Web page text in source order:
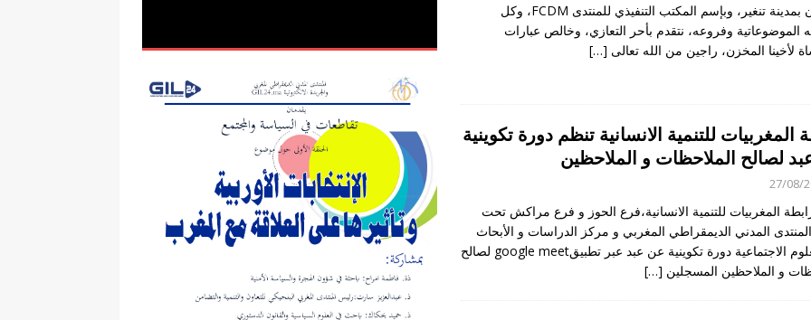
المخزن بمدينة تنغير، وبإسم المكتب التنفيذي للمنتدى FCDM، وكل
الموضوعاتية وفروعه، نتقدم بأحر التعازي، وخالص عبارات
لأخينا المخزن، راجين من الله تعالى […]
المغربيات للتنمية الانسانية تنظم دورة تكوينية
لصالح الملاحظات و الملاحظين
27/08/
المغربيات للتنمية الانسانية،فرع الحوز و فرع مراكش تحت
المدني الديمقراطي المغربي و مركز الدراسات و الأبحاث
في العلوم الاجتماعية دورة تكوينية عن عبد عبر تطبيقgoogle meet لصالح
و الملاحظين المسجلين […]